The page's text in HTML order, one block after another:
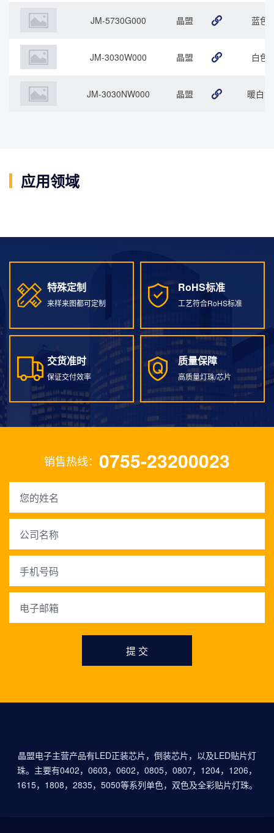
JM-5730G000 晶盟 蓝色
JM-3030W000 晶盟 白色
JM-3030NW000 晶盟 暖白色
应用领域
道路灯
特殊定制
来样来图都可定制
特殊定制
RoHS标准
工艺符合RoHS标准
RoHS标准
交货准时
保证交付效率
交货准时
质量保障
高质量灯珠/芯片
质量保障
销售热线： 0755-23200023
提 交
晶盟电子主营产品有LED正装芯片，倒装芯片，以及LED贴片灯
珠。主要有0402，0603，0602，0805，0807，1204，1206，
1615，1808，2835，5050等系列单色，双色及全彩贴片灯珠。